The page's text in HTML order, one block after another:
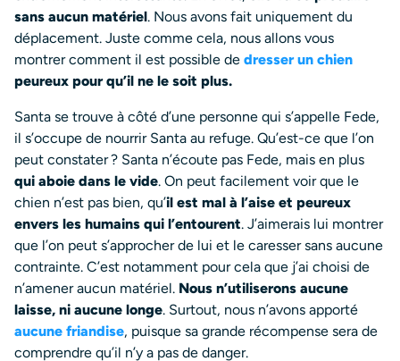
sans aucun matériel. Nous avons fait uniquement du
déplacement. Juste comme cela, nous allons vous
montrer comment il est possible de dresser un chien
peureux pour qu’il ne le soit plus.
Santa se trouve à côté d’une personne qui s’appelle Fede,
il s’occupe de nourrir Santa au refuge. Qu’est-ce que l’on
peut constater ? Santa n’écoute pas Fede, mais en plus
qui aboie dans le vide. On peut facilement voir que le
chien n’est pas bien, qu’il est mal à l’aise et peureux
envers les humains qui l’entourent. J’aimerais lui montrer
que l’on peut s’approcher de lui et le caresser sans aucune
contrainte. C’est notamment pour cela que j’ai choisi de
n’amener aucun matériel. Nous n’utiliserons aucune
laisse, ni aucune longe. Surtout, nous n’avons apporté
aucune friandise, puisque sa grande récompense sera de
comprendre qu’il n’y a pas de danger.